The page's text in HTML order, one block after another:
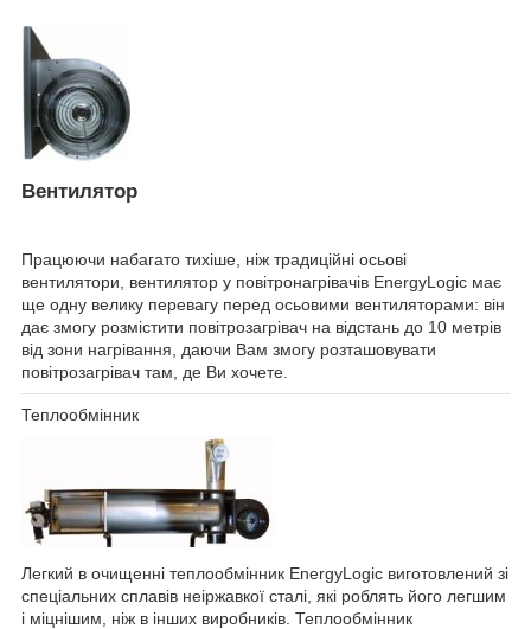
Вентилятор
Працюючи набагато тихіше, ніж традиційні осьові
вентилятори, вентилятор у повітронагрівачів EnergyLogic має
ще одну велику перевагу перед осьовими вентиляторами: він
дає змогу розмістити повітрозагрівач на відстань до 10 метрів
від зони нагрівання, даючи Вам змогу розташовувати
повітрозагрівач там, де Ви хочете.
Теплообмінник
Легкий в очищенні теплообмінник EnergyLogic виготовлений зі
спеціальних сплавів неіржавкої сталі, які роблять його легшим
і міцнішим, ніж в інших виробників. Теплообмінник